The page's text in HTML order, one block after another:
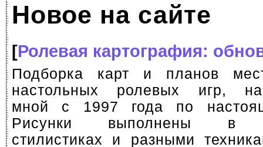
Новое на сайте
[Ролевая картография:
Подборка карт и планов
настольных ролевых игр,
мной с 1997 года по
Рисунки выполнены в
стилистиках и разными